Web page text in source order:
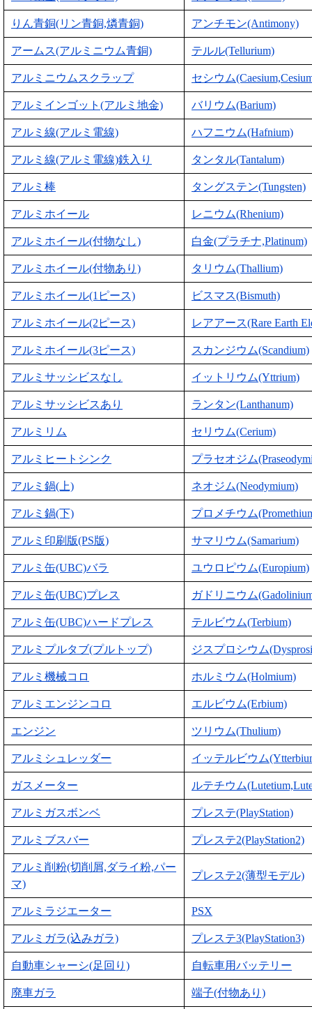
りん青銅(リン青銅,燐青銅) アンチモン(Antimony)
アームス(アルミニウム青銅) テルル(Tellurium)
アルミニウムスクラップ セシウム
アルミインゴット(アルミ地金) バリウム(Barium)
アルミ線(アルミ電線) ハフニウム(Hafnium)
アルミ線(アルミ電線)鉄入り タンタル(Tantalum)
アルミ棒 タングステン(Tungsten)
アルミホイール レニウム(Rhenium)
アルミホイール(付物なし) 白金(プラチナ,Platinum)
アルミホイール(付物あり) タリウム(Thallium)
アルミホイール(1ピース) ビスマス(Bismuth)
アルミホイール(2ピース) レアアース(Rare Earth
アルミホイール(3ピース) スカンジウム(Scandium)
アルミサッシビスなし イットリウム(Yttrium)
アルミサッシビスあり ランタン(Lanthanum)
アルミリム セリウム(Cerium)
アルミヒートシンク プラセオジム
アルミ鍋(上) ネオジム(Neodymium)
アルミ鍋(下) プロメチウム
アルミ印刷版(PS版) サマリウム(Samarium)
アルミ缶(UBC)バラ ユウロピウム(Europium)
アルミ缶(UBC)プレス ガドリニウム
アルミ缶(UBC)ハードプレス テルビウム(Terbium)
アルミプルタブ(プルトップ) ジスプロシウム
アルミ機械コロ ホルミウム(Holmium)
アルミエンジンコロ エルビウム(Erbium)
エンジン ツリウム(Thulium)
アルミシュレッダー イッテルビウム
ガスメーター ルテチウム
アルミガスボンベ プレステ(PlayStation)
アルミブスバー プレステ2(PlayStation2)
アルミ削粉(切削屑,ダライ粉,パー
マ)
プレステ2(薄型モデル)
アルミラジエーター PSX
アルミガラ(込みガラ) プレステ3(PlayStation3)
自動車シャーシ(足回り) 自転車用バッテリー
廃車ガラ 端子(付物あり)